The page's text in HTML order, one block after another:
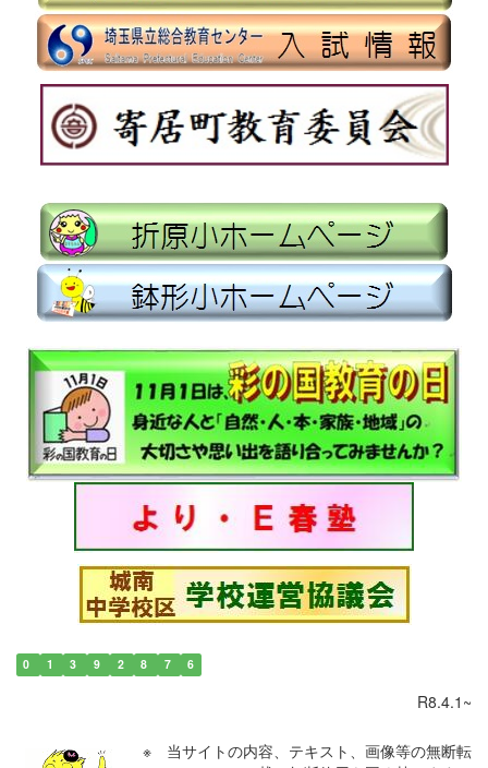
0 1 3 9 2 8 7 6
R8.4.1~
※ 当サイトの内容、テキスト、画像等の無断転